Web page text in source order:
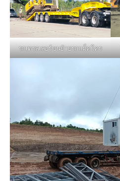
รถเทรลเลอร์ขนย้ายรถแม็คโคร